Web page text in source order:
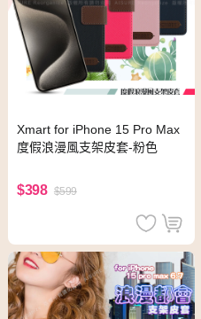
Xmart for iPhone 15 Pro Max
度假浪漫風支架皮套-粉色
$398 $599